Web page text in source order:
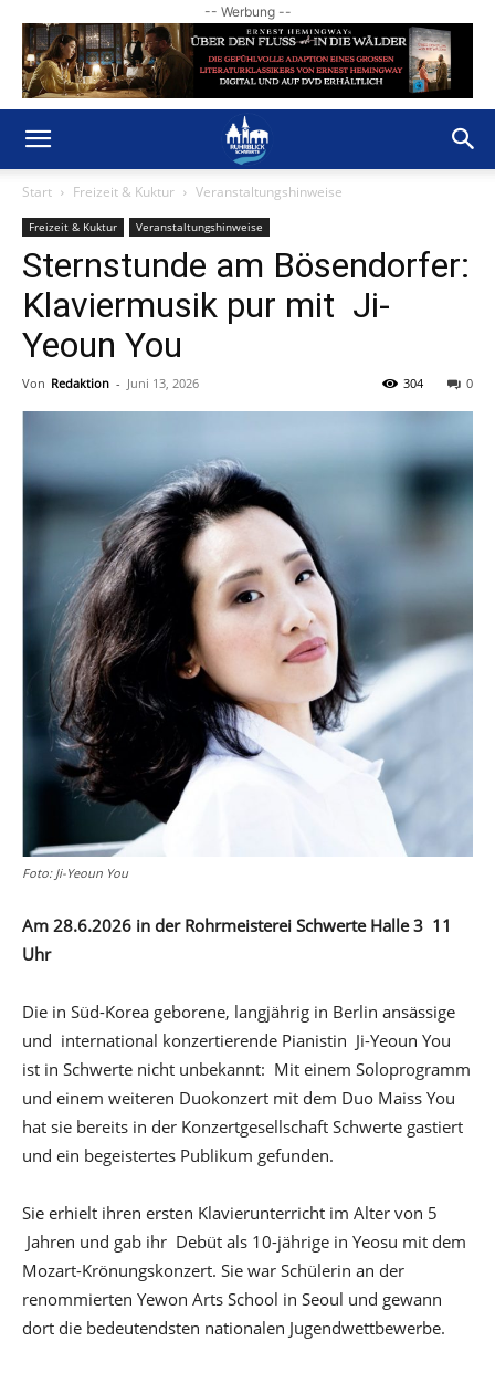
-- Werbung --
Start Freizeit & Kuktur Veranstaltungshinweise
Freizeit & Kuktur Veranstaltungshinweise
Sternstunde am Bösendorfer:
Klaviermusik pur mit Ji-
Yeoun You
Von Redaktion - Juni 13, 2026 0
304
Foto: Ji-Yeoun You
Am 28.6.2026 in der Rohrmeisterei Schwerte Halle 3 11
Uhr
Die in Süd-Korea geborene, langjährig in Berlin ansässige
und international konzertierende Pianistin Ji-Yeoun You
ist in Schwerte nicht unbekannt: Mit einem Soloprogramm
und einem weiteren Duokonzert mit dem Duo Maiss You
hat sie bereits in der Konzertgesellschaft Schwerte gastiert
und ein begeistertes Publikum gefunden.
Sie erhielt ihren ersten Klavierunterricht im Alter von 5
Jahren und gab ihr Debüt als 10-jährige in Yeosu mit dem
Mozart-Krönungskonzert. Sie war Schülerin an der
renommierten Yewon Arts School in Seoul und gewann
dort die bedeutendsten nationalen Jugendwettbewerbe.